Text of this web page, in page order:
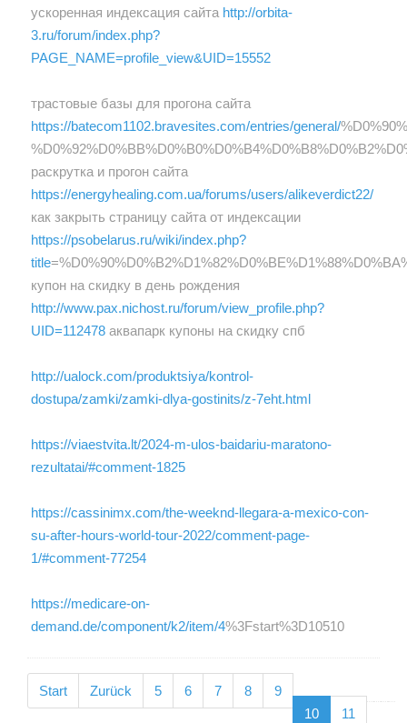
ускоренная индексация сайта http://orbita-
3.ru/forum/index.php?
PAGE_NAME=profile_view&UID=15552
трастовые базы для прогона сайта
https://batecom1102.bravesites.com/entries/general/
раскрутка и прогон сайта
https://energyhealing.com.ua/forums/users/alikeverdict22/
как закрыть страницу сайта от индексации
https://psobelarus.ru/wiki/index.php?
title
купон на скидку в день рождения
http://www.pax.nichost.ru/forum/view_profile.php?
UID=112478 аквапарк купоны на скидку спб
http://ualock.com/produktsiya/kontrol-
dostupa/zamki/zamki-dlya-gostinits/z-7eht.html
https://viaestvita.lt/2024-m-ulos-baidariu-maratono-
rezultatai/#comment-1825
https://cassinimx.com/the-weeknd-llegara-a-mexico-con-
su-after-hours-world-tour-2022/comment-page-
1/#comment-77254
https://medicare-on-
demand.de/component/k2/item/4%3Fstart%3D10510
Start Zurück 5 6 7 8
9
10
11